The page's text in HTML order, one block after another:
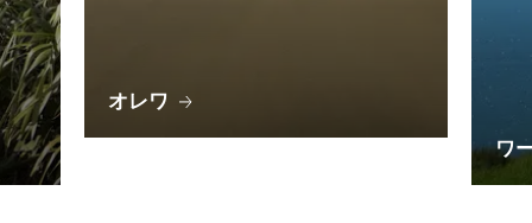
オレワ
ワ